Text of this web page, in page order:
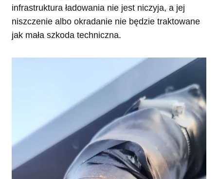
infrastruktura ładowania nie jest niczyja, a jej
niszczenie albo okradanie nie będzie traktowane
jak mała szkoda techniczna.